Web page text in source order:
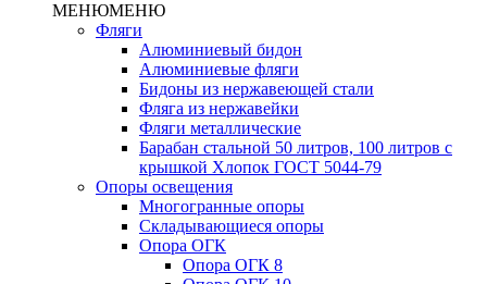
МЕНЮМЕНЮ
Фляги
Алюминиевый бидон
Алюминиевые фляги
Бидоны из нержавеющей стали
Фляга из нержавейки
Фляги металлические
Барабан стальной 50 литров, 100 литров с
крышкой Хлопок ГОСТ 5044-79
Опоры освещения
Многогранные опоры
Складывающиеся опоры
Опора ОГК
Опора ОГК 8